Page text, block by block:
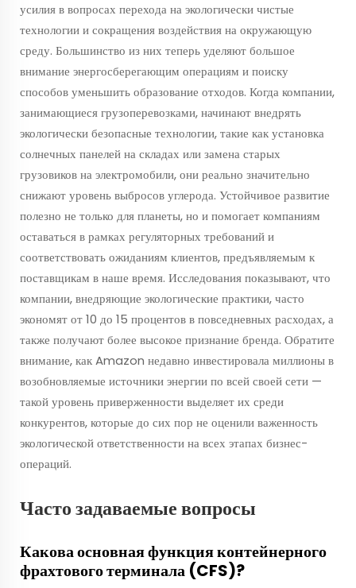
усилия в вопросах перехода на экологически чистые
технологии и сокращения воздействия на окружающую
среду. Большинство из них теперь уделяют большое
внимание энергосберегающим операциям и поиску
способов уменьшить образование отходов. Когда компании,
занимающиеся грузоперевозками, начинают внедрять
экологически безопасные технологии, такие как установка
солнечных панелей на складах или замена старых
грузовиков на электромобили, они реально значительно
снижают уровень выбросов углерода. Устойчивое развитие
полезно не только для планеты, но и помогает компаниям
оставаться в рамках регуляторных требований и
соответствовать ожиданиям клиентов, предъявляемым к
поставщикам в наше время. Исследования показывают, что
компании, внедряющие экологические практики, часто
экономят от 10 до 15 процентов в повседневных расходах, а
также получают более высокое признание бренда. Обратите
внимание, как Amazon недавно инвестировала миллионы в
возобновляемые источники энергии по всей своей сети —
такой уровень приверженности выделяет их среди
конкурентов, которые до сих пор не оценили важенность
экологической ответственности на всех этапах бизнес-
операций.
Часто задаваемые вопросы
Какова основная функция контейнерного
фрахтового терминала (CFS)?